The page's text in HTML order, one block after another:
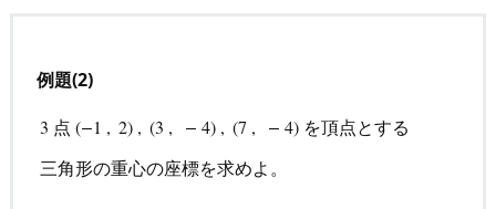
例題(2)
3 点 (−1 , 2) , (3 , − 4) , (7 , − 4)を頂点とする
三角形の重心の座標を求めよ。